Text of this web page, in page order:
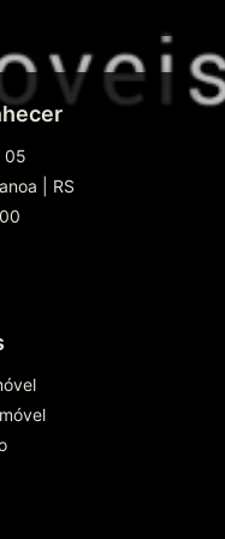
05
RS